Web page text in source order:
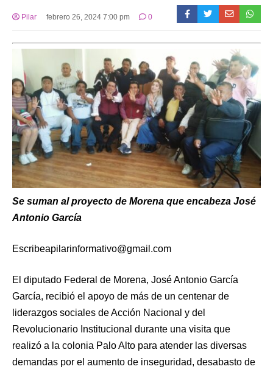
Pilar febrero 26, 2024 7:00 pm 0
Se suman al proyecto de Morena que encabeza José
Antonio García
Escribeapilarinformativo@gmail.com
El diputado Federal de Morena, José Antonio García
García, recibió el apoyo de más de un centenar de
liderazgos sociales de Acción Nacional y del
Revolucionario Institucional durante una visita que
realizó a la colonia Palo Alto para atender las diversas
demandas por el aumento de inseguridad, desabasto de